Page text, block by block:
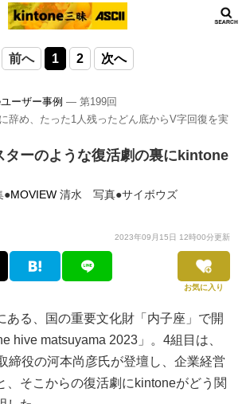
前へ 1 2 次へ
ーザー事例 ― 第199回
辞め、たった1人残ったどん底からV字回復を実
ターのような復活劇の裏にkintone
●MOVIEW 清水 写真●サイボウズ
2023年09月15日 12時00分更新
お気に入り
る、国の重要文化財「内子座」で開
hive matsuyama 2023」。4組目は、
締役の河本尚彦氏が登壇し、企業経営
、そこからの復活劇にkintoneがどう関